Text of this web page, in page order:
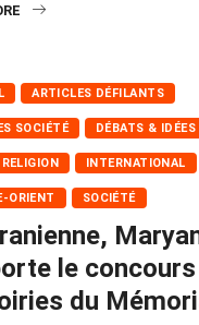
ARTICLES DÉFILANTS
SOCIÉTÉ DÉBATS & IDÉES
INTERNATIONAL
ORIENT SOCIÉTÉ
le
du